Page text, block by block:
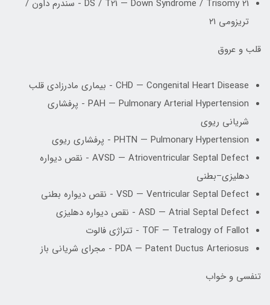
DS / T21 — Down Syndrome / Trisomy 21 - سندرم داون /
تریزومی ۲۱
قلب و عروق
CHD — Congenital Heart Disease - بیماری مادرزادی قلب
PAH — Pulmonary Arterial Hypertension - پرفشاری
شریانی ریوی
PHTN — Pulmonary Hypertension - پرفشاری ریوی
AVSD — Atrioventricular Septal Defect - نقص دیواره
دهلیزی–بطنی
VSD — Ventricular Septal Defect - نقص دیواره بطنی
ASD — Atrial Septal Defect - نقص دیواره دهلیزی
TOF — Tetralogy of Fallot - تتراژى فالوت
PDA — Patent Ductus Arteriosus - مجرای شریانی باز
تنفسی و خواب